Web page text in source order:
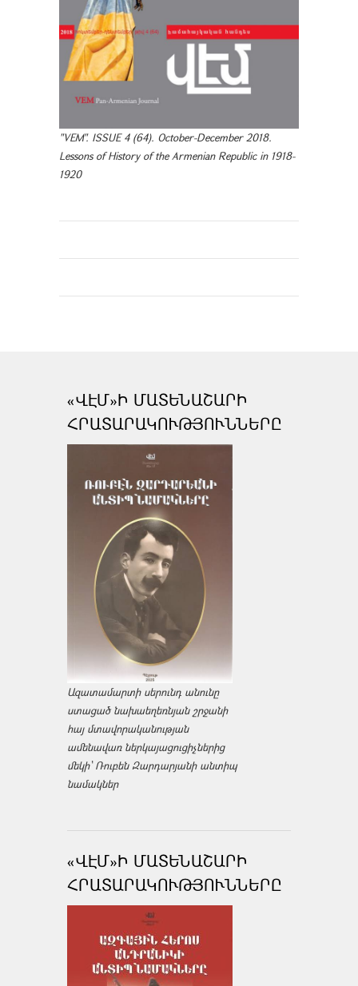
"VEM". ISSUE 4 (64). October-December 2018.
Lessons of History of the Armenian Republic in 1918-
1920
«ՎԷՄ»Ի ՄԱՏԵՆԱՇԱՐԻ
ՀՐԱՏԱՐԱԿՈՒԹՅՈՒՆՆԵՐԸ
Ազատամարտի սերունդ անունը
ստացած նախաեղեռնյան շրջանի
հայ մտավորականության
ամենավառ ներկայացուցիչներից
մեկի՝ Ռուբեն Զարդարյանի անտիպ
նամակներ
«ՎԷՄ»Ի ՄԱՏԵՆԱՇԱՐԻ
ՀՐԱՏԱՐԱԿՈՒԹՅՈՒՆՆԵՐԸ